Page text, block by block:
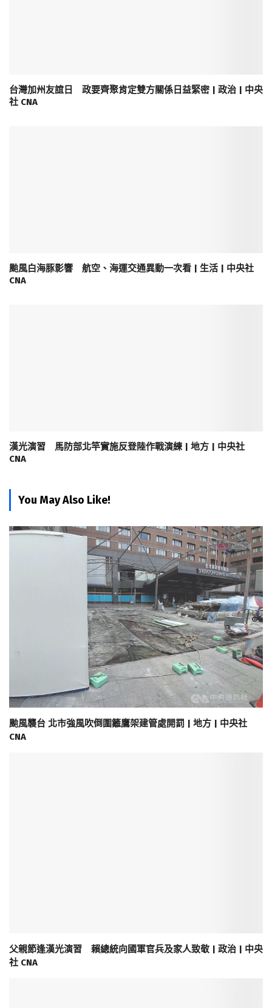
台灣加州友誼日 政要齊聚肯定雙方關係日益緊密 | 政治 | 中央
社 CNA
颱風白海豚影響 航空、海運交通異動一次看 | 生活 | 中央社
CNA
漢光演習 馬防部北竿實施反登陸作戰演練 | 地方 | 中央社
CNA
You May Also Like!
颱風襲台 北市強風吹倒圍籬鷹架建管處開罰 | 地方 | 中央社
CNA
父親節逢漢光演習 賴總統向國軍官兵及家人致敬 | 政治 | 中央
社 CNA